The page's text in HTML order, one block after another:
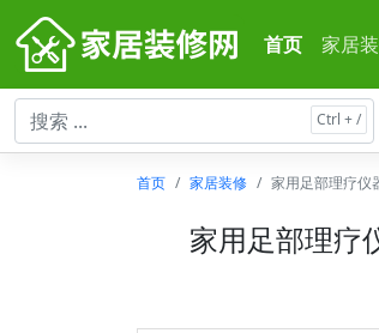
首页 家居
首页 家居装修 家用足部理疗仪
家用足部理疗